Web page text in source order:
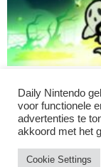
22 mei uit
Alice - 30/04/2025
Daily Nintendo
voor functionele
advertenties te
akkoord met het
Cookie Settings